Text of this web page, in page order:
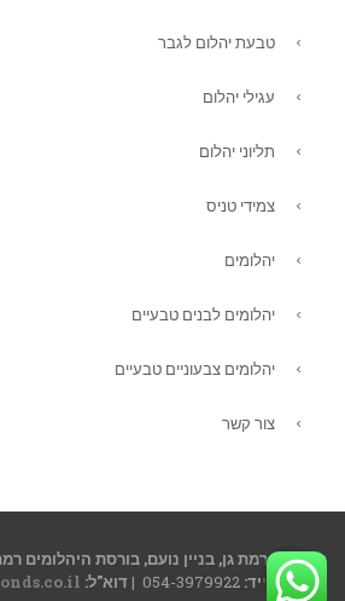
טבעת יהלום לגבר
עגילי יהלום
תליוני יהלום
צמידי טניס
יהלומים
יהלומים לבנים טבעיים
יהלומים צבעוניים טבעיים
צור קשר
תובל 23 רמת גן, בניין נועם, בורסת היהלומים רמת גן | טלפון:
|טלפון נייד: דוא"ל: גלילה